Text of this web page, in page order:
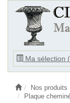
Ma sélection (
Ouvrir
le
Nos produits
Plaque